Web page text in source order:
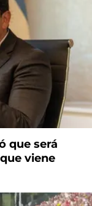
que será
viene